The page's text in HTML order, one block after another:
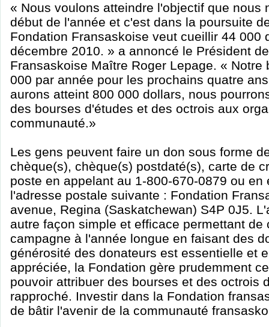
« Nous voulons atteindre l'objectif que nous
début de l'année et c'est dans la poursuite
Fondation Fransaskoise veut cueillir 44 000
décembre 2010. » a annoncé le Président
Fransaskoise Maître Roger Lepage. « Notre
000 par année pour les prochains quatre
aurons atteint 800 000 dollars, nous
des bourses d'études et des octrois aux
communauté.»
Les gens peuvent faire un don sous forme
chèque(s), chèque(s) postdaté(s), carte de
poste en appelant au 1-800-670-0879 ou en
l'adresse postale suivante : Fondation
avenue, Regina (Saskatchewan) S4P 0J5.
autre façon simple et efficace permettant de
campagne à l'année longue en faisant des
générosité des donateurs est essentielle et
appréciée, la Fondation gère prudemment
pouvoir attribuer des bourses et des octrois
rapproché. Investir dans la Fondation
de bâtir l'avenir de la communauté